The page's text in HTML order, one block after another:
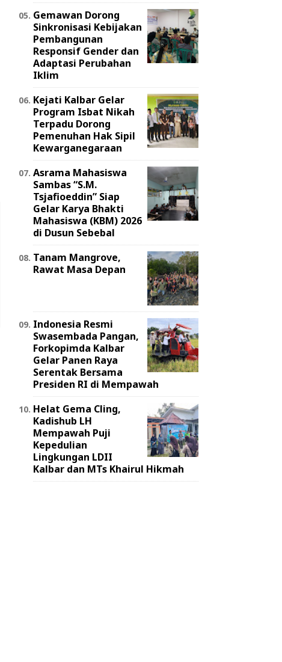
Gemawan Dorong
Sinkronisasi Kebijakan
Pembangunan
Responsif Gender dan
Adaptasi Perubahan
Iklim
Kejati Kalbar Gelar
Program Isbat Nikah
Terpadu Dorong
Pemenuhan Hak Sipil
Kewarganegaraan
Asrama Mahasiswa
Sambas “S.M.
Tsjafioeddin” Siap
Gelar Karya Bhakti
Mahasiswa (KBM) 2026
di Dusun Sebebal
Tanam Mangrove,
Rawat Masa Depan
Indonesia Resmi
Swasembada Pangan,
Forkopimda Kalbar
Gelar Panen Raya
Serentak Bersama
Presiden RI di Mempawah
Helat Gema Cling,
Kadishub LH
Mempawah Puji
Kepedulian
Lingkungan LDII
Kalbar dan MTs Khairul Hikmah